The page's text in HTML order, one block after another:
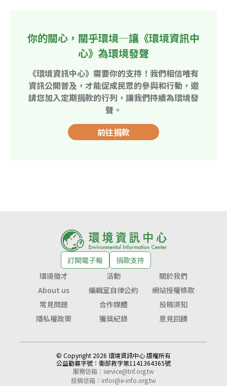
你的關心，關乎環境—讓《環境資訊中
心》為環境發聲
《環境資訊中心》需要你的支持！我們相信唯有
資訊公開普及，才能促成民眾的參與和行動，邀
請您加入定期捐款的行列，讓我們持續為環境發
聲。
前往捐款
訂閱電子報
捐款支持
環境徵才
活動
關於我們
About us
編輯室自律公約
網站授權條款
常見問題
合作媒體
投稿須知
隱私權政策
獲獎紀錄 意見回饋
© Copyright 2026 環境資訊中心 版權所有
公益勸募字號： 衛部救字第1141364365號
服務信箱： service@tnf.org.tw
投稿信箱： infor@e-info.org.tw